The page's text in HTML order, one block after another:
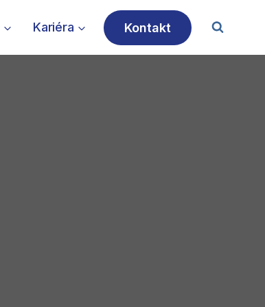
Kariéra Kontakt